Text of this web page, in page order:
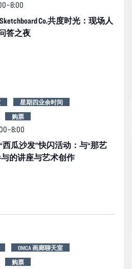
Co.共度时光：现场人
答之夜
–8:00
“西瓜沙发”快闪活动：与“那艺
的讲座与艺术创作
–8:00
星期四业余时间
购票
OMCA 画廊聊天室
购票